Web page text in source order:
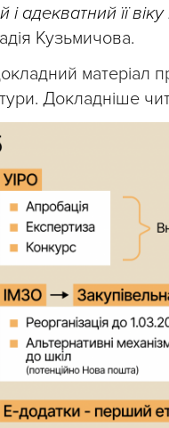
адекватний її
Кузьмичова.
матеріал
Докладніше